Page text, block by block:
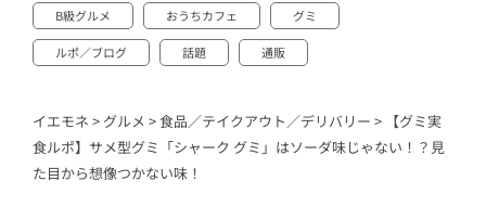
B級グルメ おうちカフェ グミ
ルポ／ブログ 話題 通販
イエモネ > グルメ >食品／テイクアウト／デリバリー > 【グミ実
食ルポ】サメ型グミ「シャーク グミ」はソーダ味じゃない！？見
た目から想像つかない味！